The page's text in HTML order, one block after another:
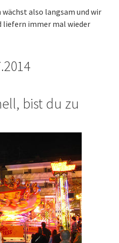
also langsam und wir
liefern immer mal wieder
bist du zu